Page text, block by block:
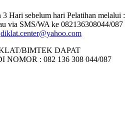
Hari sebelum hari Pelatihan melalui :
via SMS/WA ke 082136308044/087
diklat.center@yahoo.com
BIMTEK DAPAT
: 082 136 308 044/087